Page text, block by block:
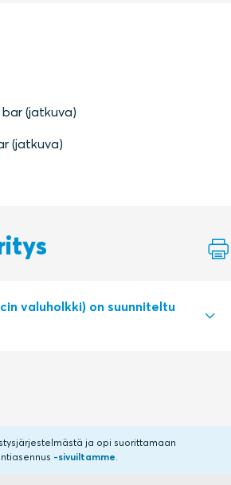
bar (jatkuva)
(jatkuva)
valuholkki) on suunniteltu
ennen kaapelien asennusta.
napautetaan helposti irti kaapelien
KOS on saatavana kahdessa
ja opi suorittamaan
-sivuiltamme.